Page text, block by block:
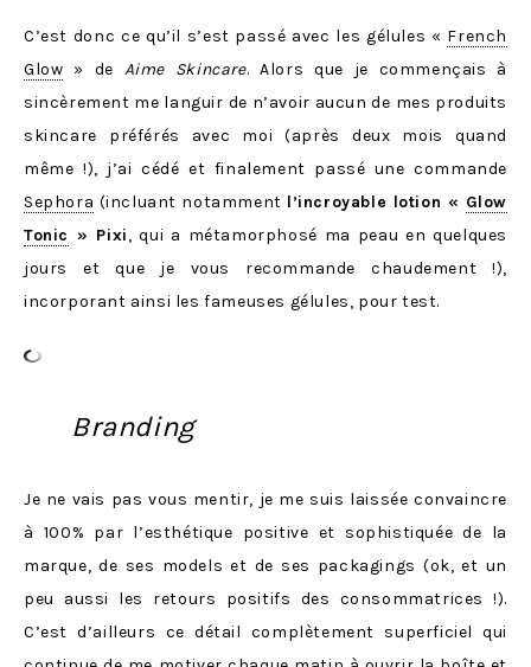
C’est donc ce qu’il s’est passé avec les gélules « French
Glow » de Aime Skincare. Alors que je commençais à
sincèrement me languir de n’avoir aucun de mes produits
skincare préférés avec moi (après deux mois quand
même !), j’ai cédé et finalement passé une commande
Sephora (incluant notamment l’incroyable lotion « Glow
Tonic » Pixi, qui a métamorphosé ma peau en quelques
jours et que je vous recommande chaudement !),
incorporant ainsi les fameuses gélules, pour test.
Branding
Je ne vais pas vous mentir, je me suis laissée convaincre
à 100% par l’esthétique positive et sophistiquée de la
marque, de ses models et de ses packagings (ok, et un
peu aussi les retours positifs des consommatrices !).
C’est d’ailleurs ce détail complètement superficiel qui